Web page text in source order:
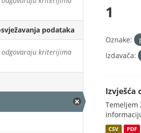
podataka
odgovaraju kriterijima
1
Oznake:
Izdavača:
Izvješća
Temeljem
CSV PDF